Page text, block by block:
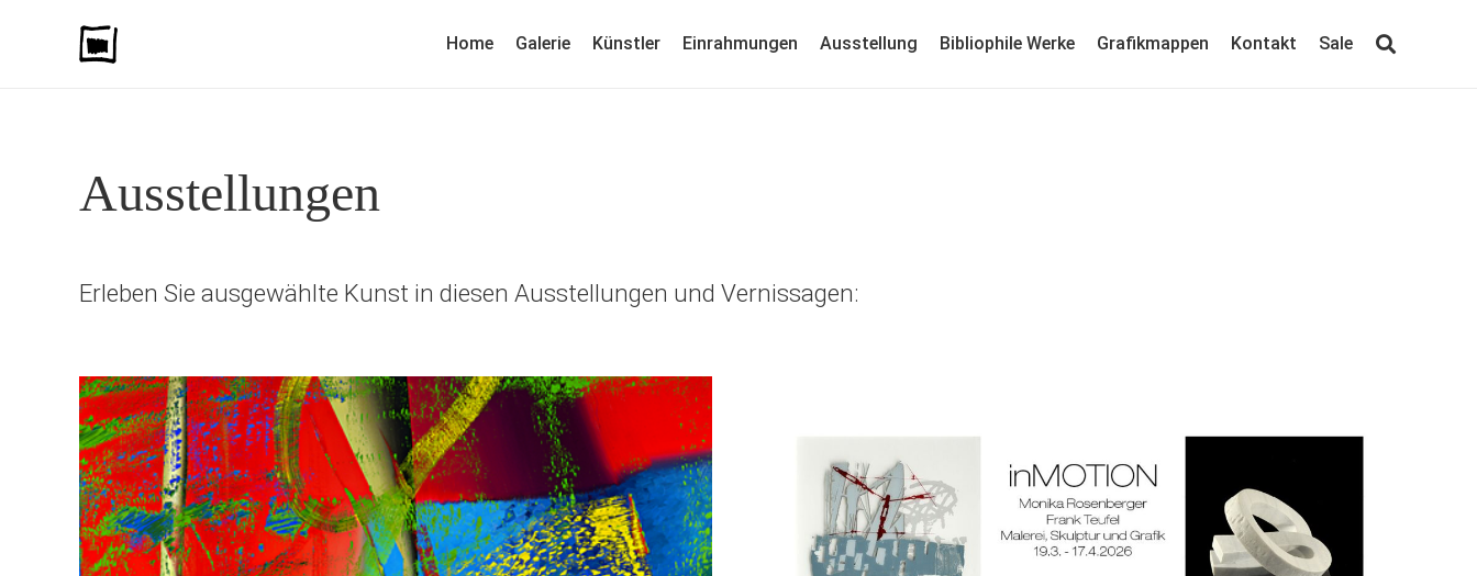
Home Galerie Künstler Einrahmungen Ausstellung Bibliophile Werke Grafikmappen Kontakt Sale
Ausstellungen
Erleben Sie ausgewählte Kunst in diesen Ausstellungen und Vernissagen: